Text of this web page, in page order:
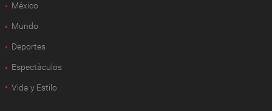
México
Mundo
Deportes
Espectàculos
Vida y Estilo